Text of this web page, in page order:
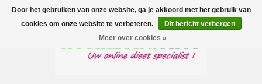
0artikelen
Door het gebruiken van onze website, ga je akkoord met het gebruik van
cookies om onze website te verbeteren.
Dit bericht verbergen
Meer over cookies »